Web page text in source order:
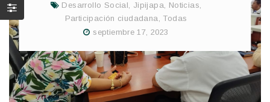
Desarrollo Social, Jipijapa, Noticias,
Participación ciudadana, Todas
septiembre 17, 2023